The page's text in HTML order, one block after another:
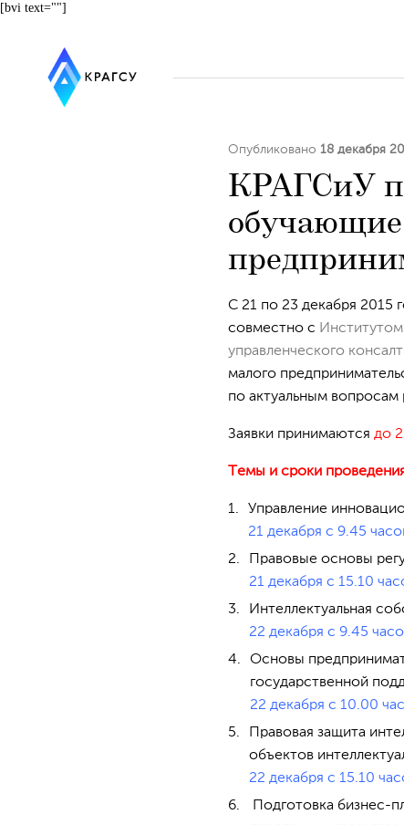
[bvi text=""]
Опубликовано 18 декабря
КРАГСиУ
обучающие
С 21 по 23 декабря 2015
совместно с
управленческого
малого
по актуальным вопросам
Заявки принимаются до
Темы и сроки
Управление
21 декабря с 9.45
Правовые основы
21 декабря с 15.10
Интеллектуальная
22 декабря с 9.45
Основы
государственной
22 декабря с 10.00
Правовая защита
объектов
22 декабря с 15.10
Подготовка бизнес-